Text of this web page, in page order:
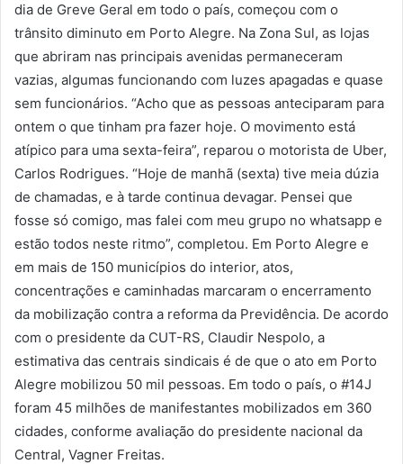
dia de Greve Geral em todo o país, começou com o
trânsito diminuto em Porto Alegre. Na Zona Sul, as lojas
que abriram nas principais avenidas permaneceram
vazias, algumas funcionando com luzes apagadas e quase
sem funcionários. “Acho que as pessoas anteciparam para
ontem o que tinham pra fazer hoje. O movimento está
atípico para uma sexta-feira”, reparou o motorista de Uber,
Carlos Rodrigues. “Hoje de manhã (sexta) tive meia dúzia
de chamadas, e à tarde continua devagar. Pensei que
fosse só comigo, mas falei com meu grupo no whatsapp e
estão todos neste ritmo”, completou. Em Porto Alegre e
em mais de 150 municípios do interior, atos,
concentrações e caminhadas marcaram o encerramento
da mobilização contra a reforma da Previdência. De acordo
com o presidente da CUT-RS, Claudir Nespolo, a
estimativa das centrais sindicais é de que o ato em Porto
Alegre mobilizou 50 mil pessoas. Em todo o país, o #14J
foram 45 milhões de manifestantes mobilizados em 360
cidades, conforme avaliação do presidente nacional da
Central, Vagner Freitas.